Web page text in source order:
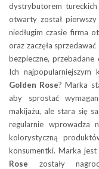
dystrybutorem
otwarty został
niedługim czasie firma
oraz zaczęła
bezpieczne,
Ich
Golden Rose? Marka
aby sprostać
makijażu, ale stara się
regularnie wprowadza
kolorystyczną
konsumentki. Marka
Rose zostały